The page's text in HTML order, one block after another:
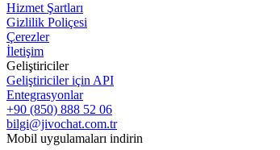
Hizmet Şartları
Gizlilik Poliçesi
Çerezler
İletişim
Geliştiriciler
Geliştiriciler için API
Entegrasyonlar
+90 (850) 888 52 06
bilgi@jivochat.com.tr
Mobil uygulamaları indirin